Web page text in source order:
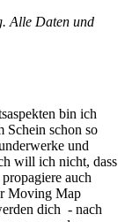
Alle Daten und
bin ich
Schein schon so
und
will ich nicht, dass
auch
Moving Map
dich - nach